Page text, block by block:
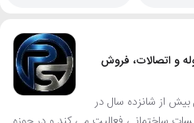
و اتصالات، فروش
بیش از شانزده سال در